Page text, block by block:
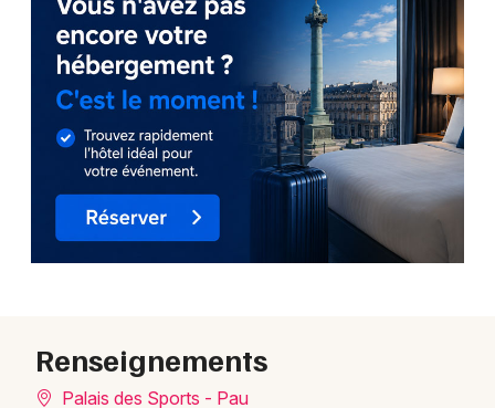
Renseignements
Palais des Sports - Pau